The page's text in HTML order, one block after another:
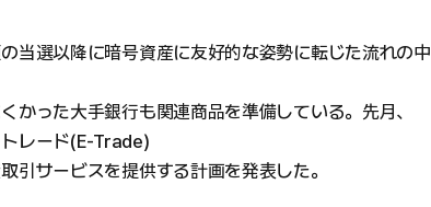
当選以降に暗号資産に友好的な姿勢に転じた流れの中
かった大手銀行も関連商品を準備している。先月、
レード(E-Trade)
引サービスを提供する計画を発表した。